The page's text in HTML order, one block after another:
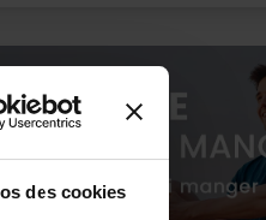
des cookies